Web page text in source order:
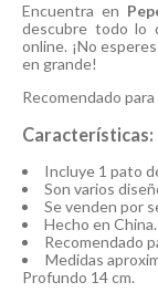
Encuentra en
descubre todo lo
online. ¡No
en grande!
Recomendado
Características:
Incluye 1 pato
Son varios
Se venden por
Hecho en China.
Recomendado
Medidas
Profundo 14 cm.